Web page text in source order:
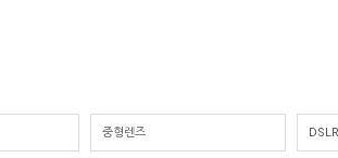
중형렌즈